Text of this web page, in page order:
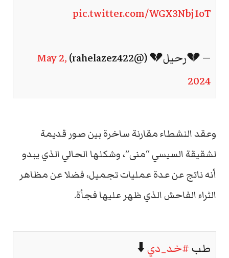
pic.twitter.com/WGX3Nbj1oT
— 💔رحيل💔 (@rahelazez422)
May 2,
2024
وعقد النشطاء مقارنة ساخرة بين صور قديمة
لشقيقة السيسي “منى”، وشكلها الحالي الذي يبدو
أنه ناتج عن عدة عمليات تجميل، فضلا عن مظاهر
الثراء الفاحش الذي ظهر عليها فجأة.
طب#خد_دي⬇️